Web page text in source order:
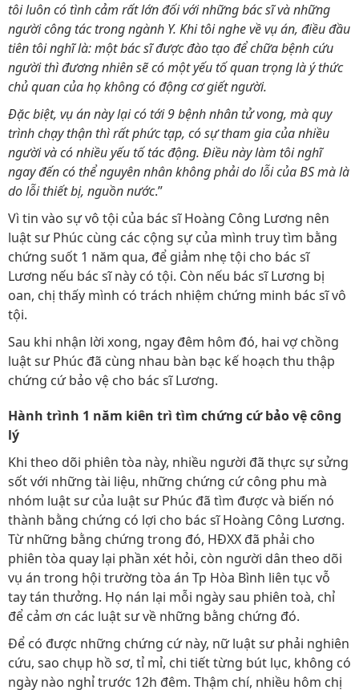
tôi luôn có tình cảm rất lớn đối với những bác sĩ và những
người công tác trong ngành Y. Khi tôi nghe về vụ án, điều đầu
tiên tôi nghĩ là: một bác sĩ được đào tạo để chữa bệnh cứu
người thì đương nhiên sẽ có một yếu tố quan trọng là ý thức
chủ quan của họ không có động cơ giết người.
Đặc biệt, vụ án này lại có tới 9 bệnh nhân tử vong, mà quy
trình chạy thận thì rất phức tạp, có sự tham gia của nhiều
người và có nhiều yếu tố tác động. Điều này làm tôi nghĩ
ngay đến có thể nguyên nhân không phải do lỗi của BS mà là
do lỗi thiết bị, nguồn nước.”
Vì tin vào sự vô tội của bác sĩ Hoàng Công Lương nên
luật sư Phúc cùng các cộng sự của mình truy tìm bằng
chứng suốt 1 năm qua, để giảm nhẹ tội cho bác sĩ
Lương nếu bác sĩ này có tội. Còn nếu bác sĩ Lương bị
oan, chị thấy mình có trách nhiệm chứng minh bác sĩ vô
tội.
Sau khi nhận lời xong, ngay đêm hôm đó, hai vợ chồng
luật sư Phúc đã cùng nhau bàn bạc kế hoạch thu thập
chứng cứ bảo vệ cho bác sĩ Lương.
Hành trình 1 năm kiên trì tìm chứng cứ bảo vệ công
lý
Khi theo dõi phiên tòa này, nhiều người đã thực sự sửng
sốt với những tài liệu, những chứng cứ công phu mà
nhóm luật sư của luật sư Phúc đã tìm được và biến nó
thành bằng chứng có lợi cho bác sĩ Hoàng Công Lương.
Từ những bằng chứng trong đó, HĐXX đã phải cho
phiên tòa quay lại phần xét hỏi, còn người dân theo dõi
vụ án trong hội trường tòa án Tp Hòa Bình liên tục vỗ
tay tán thưởng. Họ nán lại mỗi ngày sau phiên toà, chỉ
để cảm ơn các luật sư về những bằng chứng đó.
Để có được những chứng cứ này, nữ luật sư phải nghiên
cứu, sao chụp hồ sơ, tỉ mỉ, chi tiết từng bút lục, không có
ngày nào nghỉ trước 12h đêm. Thậm chí, nhiều hôm chị